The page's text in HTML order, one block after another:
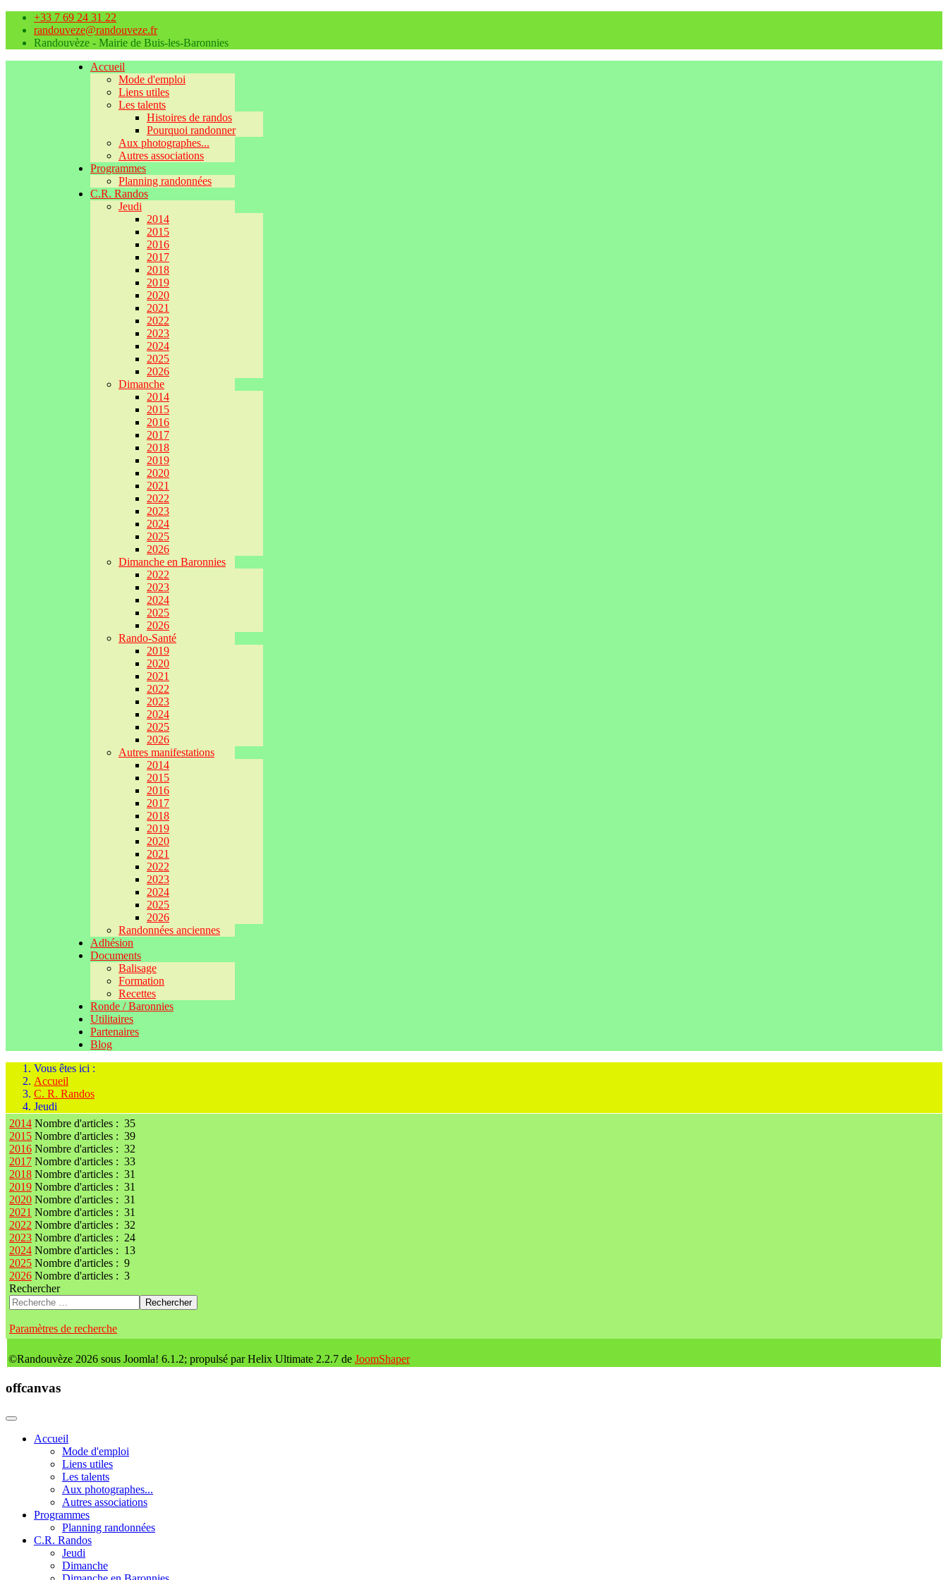
+33 7 69 24 31 22
randouveze@randouveze.fr
Randouvèze - Mairie de Buis-les-Baronnies
Accueil
Mode d'emploi
Liens utiles
Les talents
Histoires de randos
Pourquoi randonner
Aux photographes...
Autres associations
Programmes
Planning randonnées
C.R. Randos
Jeudi
2014
2015
2016
2017
2018
2019
2020
2021
2022
2023
2024
2025
2026
Dimanche
2014
2015
2016
2017
2018
2019
2020
2021
2022
2023
2024
2025
2026
Dimanche en Baronnies
2022
2023
2024
2025
2026
Rando-Santé
2019
2020
2021
2022
2023
2024
2025
2026
Autres manifestations
2014
2015
2016
2017
2018
2019
2020
2021
2022
2023
2024
2025
2026
Randonnées anciennes
Adhésion
Documents
Balisage
Formation
Recettes
Ronde / Baronnies
Utilitaires
Partenaires
Blog
Vous êtes ici :
Accueil
C. R. Randos
Jeudi
2014 Nombre d'articles : 35
2015 Nombre d'articles : 39
2016 Nombre d'articles : 32
2017 Nombre d'articles : 33
2018 Nombre d'articles : 31
2019 Nombre d'articles : 31
2020 Nombre d'articles : 31
2021 Nombre d'articles : 31
2022 Nombre d'articles : 32
2023 Nombre d'articles : 24
2024 Nombre d'articles : 13
2025 Nombre d'articles : 9
2026 Nombre d'articles : 3
Rechercher
Rechercher
Paramètres de recherche
©Randouvèze 2026 sous Joomla! 6.1.2; propulsé par Helix Ultimate 2.2.7 de JoomShaper
offcanvas
Accueil
Mode d'emploi
Liens utiles
Les talents
Aux photographes...
Autres associations
Programmes
Planning randonnées
C.R. Randos
Jeudi
Dimanche